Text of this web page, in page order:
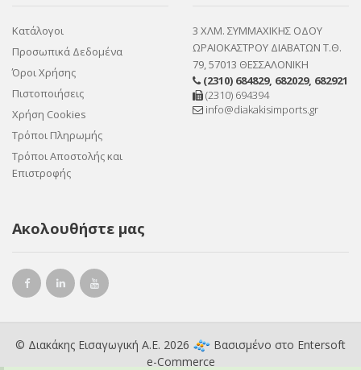
Κατάλογοι
Προσωπικά Δεδομένα
Όροι Χρήσης
Πιστοποιήσεις
Χρήση Cookies
Τρόποι Πληρωμής
Τρόποι Αποστολής και
Επιστροφής
3 ΧΛΜ. ΣΥΜΜΑΧΙΚΗΣ ΟΔΟΥ
ΩΡΑΙΟΚΑΣΤΡΟΥ ΔΙΑΒΑΤΩΝ Τ.Θ.
79, 57013 ΘΕΣΣΑΛΟΝΙΚΗ
(2310) 684829, 682029, 682921
(2310) 694394
info@diakakisimports.gr
Ακολουθήστε μας
© Διακάκης Εισαγωγική Α.Ε. 2026 Βασισμένο στο Entersoft
e-Commerce